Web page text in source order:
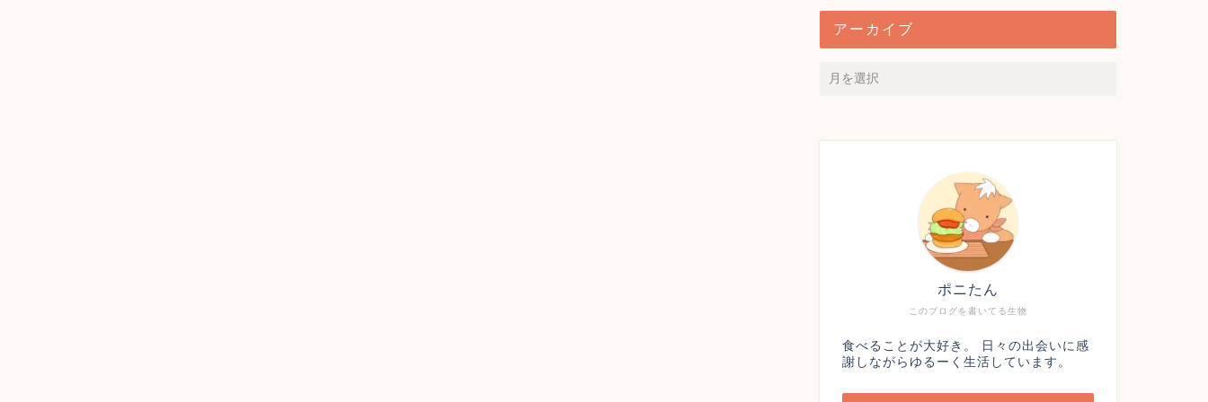
アーカイブ
このブログを書いてる生物
ポニたん
食べることが大好き。 日々の出会いに感
謝しながらゆるーく生活しています。